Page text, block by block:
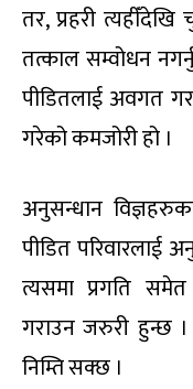
तर, प्रहरी
तत्काल सम्वोधन
पीडितलाई अवगत
गरेको कमजोरी हो ।
अनुसन्धान
पीडित परिवारलाई
त्यसमा प्रगति
गराउन जरुरी हुन्छ
निम्ति सक्छ ।